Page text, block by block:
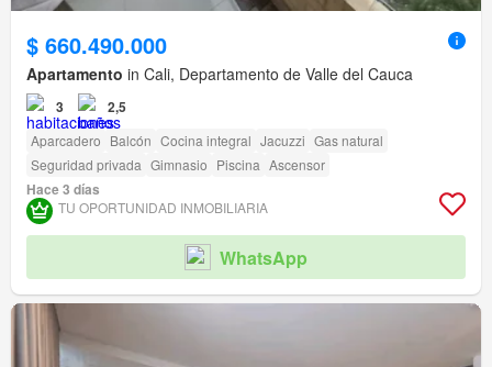
$ 660.490.000
Apartamento in Cali, Departamento de Valle del Cauca
3 2,5
Aparcadero Balcón Cocina integral Jacuzzi Gas natural
Seguridad privada Gimnasio Piscina Ascensor
Hace 3 días
TU OPORTUNIDAD INMOBILIARIA
WhatsApp